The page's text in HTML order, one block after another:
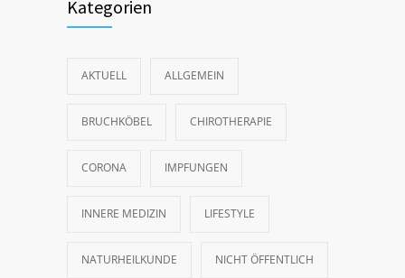
Kategorien
AKTUELL ALLGEMEIN
BRUCHKÖBEL CHIROTHERAPIE
CORONA IMPFUNGEN
INNERE MEDIZIN LIFESTYLE
NATURHEILKUNDE NICHT ÖFFENTLICH